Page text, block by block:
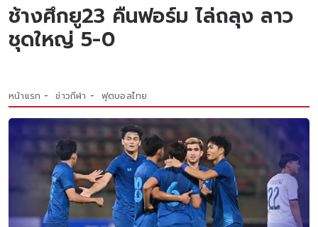
ช้างศึกยู23 คืนฟอร์ม ไล่ถลุง ลาว
ชุดใหญ่ 5-0
หน้าแรก ข่าวกีฬา ฟุตบอลไทย